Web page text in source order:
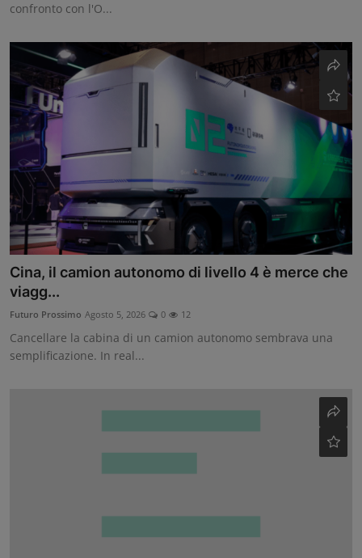
confronto con l'O...
Cina, il camion autonomo di livello 4 è merce che
viagg...
Futuro Prossimo Agosto 5, 2026 0 12
Cancellare la cabina di un camion autonomo sembrava una
semplificazione. In real...